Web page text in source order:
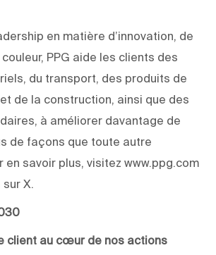
en matière d’innovation, de
PPG aide les clients des
du transport, des produits de
de la construction, ainsi que des
à améliorer davantage de
de façons que toute autre
en savoir plus, visitez www.ppg.com
sur X.
client au cœur de nos actions